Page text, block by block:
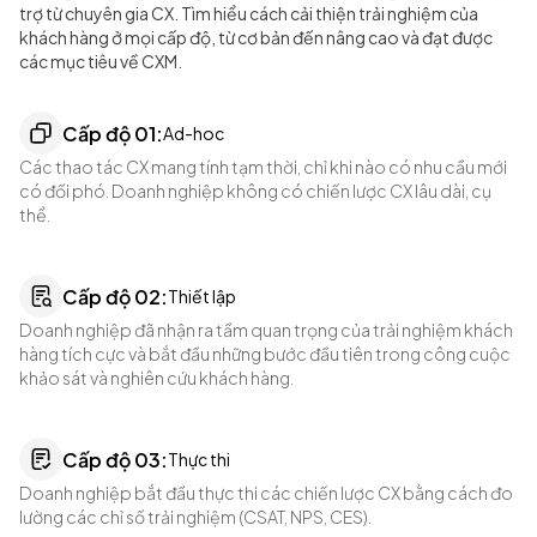
Hạ tầng công nghệ
Tận dụng công nghệ để phát triển và cải thiện chiến lược Quản
nghệ
Nâng cao năng lực công nghệ phù hợp với chiến lược đề ra
Đánh giá hiệu quả đầu tư công nghệ lên cải thiện CXM
trợ từ chuyên gia CX. Tìm hiểu cách cải thiện trải nghiệm của
khách hàng ở mọi cấp độ, từ cơ bản đến nâng cao và đạt được
các mục tiêu về CXM.
Cấp độ 01:Ad-hoc
Các thao tác CX mang tính tạm thời, chỉ khi nào có nhu cầu mới
có đối phó. Doanh nghiệp không có chiến lược CX lâu dài, cụ
thể.
Cấp độ 02:Thiết lập
Doanh nghiệp đã nhận ra tầm quan trọng của trải nghiệm khách
hàng tích cực và bắt đầu những bước đầu tiên trong công cuộc
khảo sát và nghiên cứu khách hàng.
Cấp độ 03:Thực thi
Doanh nghiệp bắt đầu thực thi các chiến lược CX bằng cách đo
lường các chỉ số trải nghiệm (CSAT, NPS, CES).